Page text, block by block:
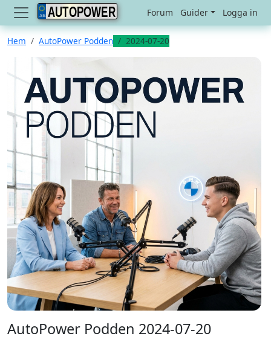
AUTOPOWER Forum Guider Logga in
Hem AutoPower Podden 2024-07-20
AutoPower Podden 2024-07-20